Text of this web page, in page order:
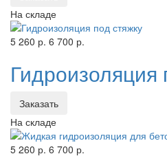
На складе
5 260 р. 6 700 р.
Гидроизоляция
Заказать
На складе
5 260 р. 6 700 р.